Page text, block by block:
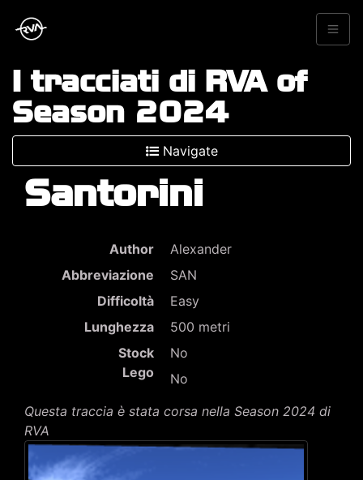
I tracciati di RVA of
Season 2024
Navigate
Santorini
Author
Alexander
Abbreviazione
SAN
Difficoltà
Easy
Lunghezza
500 metri
Stock
Lego
No
No
Questa traccia è stata corsa nella Season 2024 di
RVA